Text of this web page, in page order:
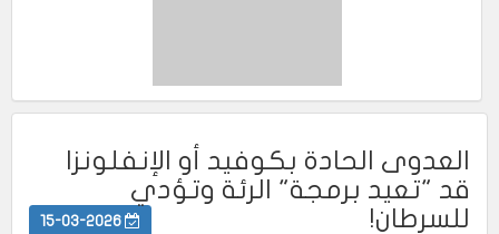
العدوى الحادة بكوفيد أو الإنفلونزا
قد "تعيد برمجة" الرئة وتؤدي
للسرطان!